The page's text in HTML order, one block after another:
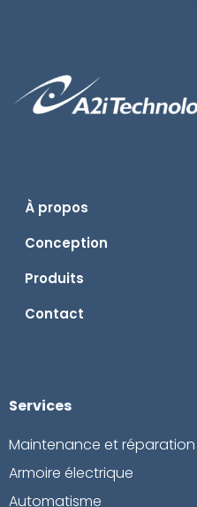
À propos
Conception
Produits
Contact
Services
Maintenance et réparation
Armoire électrique
Automatisme